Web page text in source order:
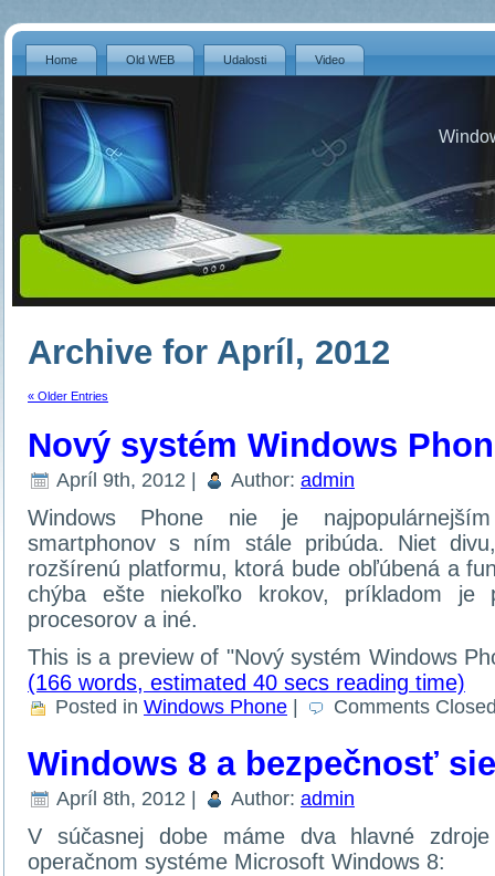
Home Old WEB Udalosti Video
Archive for Apríl, 2012
« Older Entries
Nový systém Windows
Apríl 9th, 2012 | Author: admin
Windows Phone nie je
smartphonov s ním stále pribúda. Niet
rozšírenú platformu, ktorá bude obľúbená a
chýba ešte niekoľko krokov, príkladom je
procesorov a iné.
This is a preview of
Nový systém Windows
(166 words, estimated 40 secs reading time)
Posted in Windows Phone Comments
Windows 8 a bezpečnosť
Apríl 8th, 2012 | Author: admin
V súčasnej dobe máme dva hlavné
operačnom systéme Microsoft Windows 8: